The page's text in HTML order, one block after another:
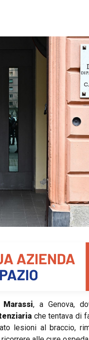
Marassi, a Genova,
che tentava di
lesioni al braccio,